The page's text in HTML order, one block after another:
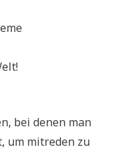
bei denen man
um mit­re­den zu